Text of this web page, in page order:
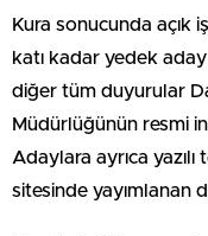
Kura sonucunda açık
katı kadar yedek
diğer tüm duyurular
Müdürlüğünün resmi
Adaylara ayrıca
sitesinde yayımlanan